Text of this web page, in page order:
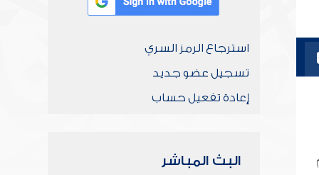
استرجاع الرمز السري
تسجيل عضو جديد
إعادة تفعيل حساب
البث المباشر